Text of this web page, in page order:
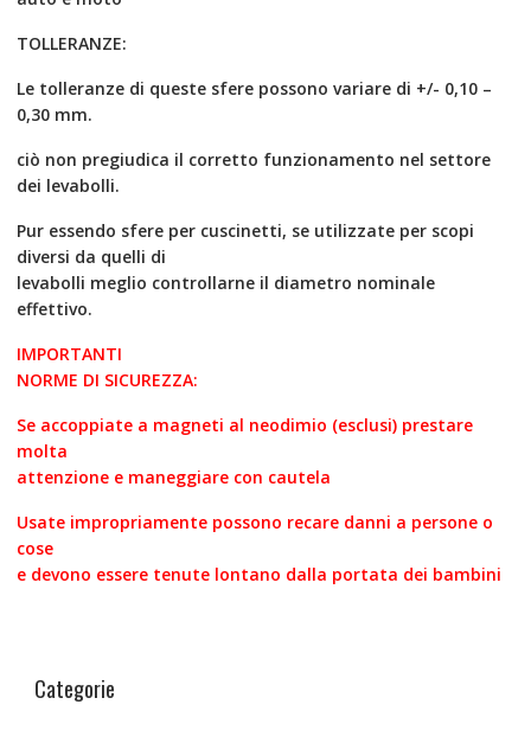
TOLLERANZE:
Le tolleranze di queste sfere possono variare di +/- 0,10 –
0,30 mm.
ciò non pregiudica il corretto funzionamento nel settore
dei levabolli.
Pur essendo sfere per cuscinetti, se utilizzate per scopi
diversi da quelli di
levabolli meglio controllarne il diametro nominale
effettivo.
IMPORTANTI
NORME DI SICUREZZA:
Se accoppiate a magneti al neodimio (esclusi) prestare
molta
attenzione e maneggiare con cautela
Usate impropriamente possono recare danni a persone o
cose
e devono essere tenute lontano dalla portata dei bambini
Categorie